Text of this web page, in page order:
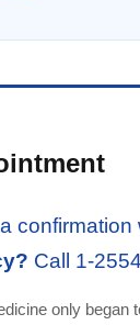
confirmation
Call 1-
only began